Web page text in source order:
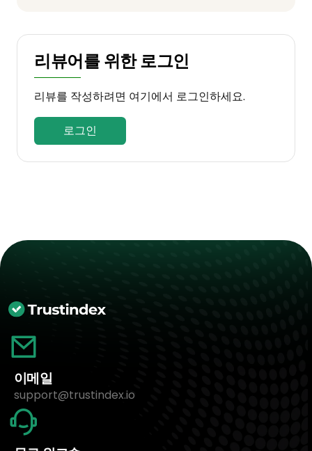
리뷰어를 위한 로그인
리뷰를 작성하려면 여기에서 로그인하세요.
로그인
이메일
support@trustindex.io